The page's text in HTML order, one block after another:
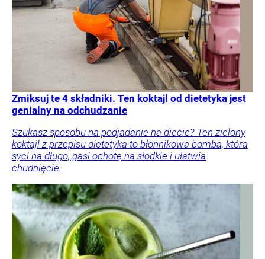
Zmiksuj te 4 składniki. Ten koktajl od dietetyka jest
genialny na odchudzanie
Szukasz sposobu na podjadanie na diecie? Ten zielony
koktajl z przepisu dietetyka to błonnikowa bomba, która
syci na długo, gasi ochotę na słodkie i ułatwia
chudnięcie.